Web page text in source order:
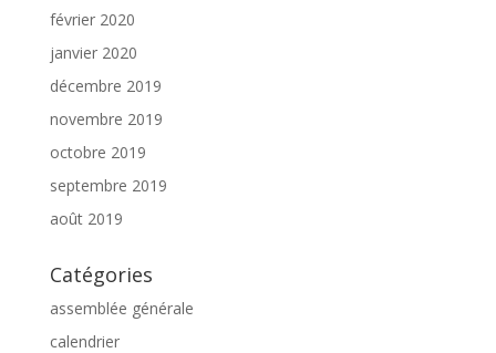
février 2020
janvier 2020
décembre 2019
novembre 2019
octobre 2019
septembre 2019
août 2019
Catégories
assemblée générale
calendrier